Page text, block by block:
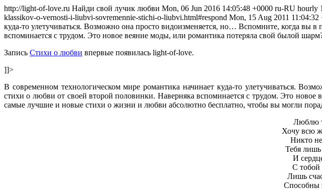
http://light-of-love.ru Найди свой лучик любви Mon, 06 Jun 2016 14:05:48 +0000 ru-RU hourly 1
klassikov-o-vernosti-i-liubvi-sovremennie-stichi-o-liubvi.html#respond Mon, 15 Aug 2011 11:04:32
куда-то улетучиваться. Возможно она просто видоизменяется, но… Вспомните, когда вы
вспоминается с трудом. Это новое веяние моды, или романтика потеряла свой былой
Запись Стихи о любви впервые появилась light-of-love.
]]>
В современном технологическом мире романтика начинает куда-то улетучиваться.
стихи о любви от своей второй половинки. Наверняка вспоминается с трудом. Это
самые лучшие и новые стихи о жизни и любви абсолютно бесплатно, чтобы вы могли
Люблю
Хочу всю
Никто
Тебя
И
С тобой
Лишь
Способны